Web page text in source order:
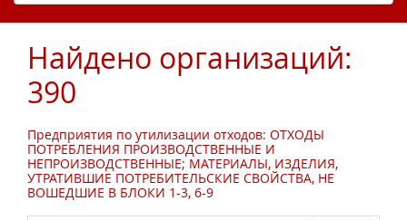
Найдено организаций:
390
Предприятия по утилизации отходов: ОТХОДЫ
ПОТРЕБЛЕНИЯ ПРОИЗВОДСТВЕННЫЕ И
НЕПРОИЗВОДСТВЕННЫЕ; МАТЕРИАЛЫ, ИЗДЕЛИЯ,
УТРАТИВШИЕ ПОТРЕБИТЕЛЬСКИЕ СВОЙСТВА, НЕ
ВОШЕДШИЕ В БЛОКИ 1-3, 6-9